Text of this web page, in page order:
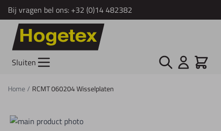
Bij vragen bel ons: +32 (0)14 482382
Ga naar de inhoud
Sluiten Zoek Cart
Home/ RCMT 060204 Wisselplaten